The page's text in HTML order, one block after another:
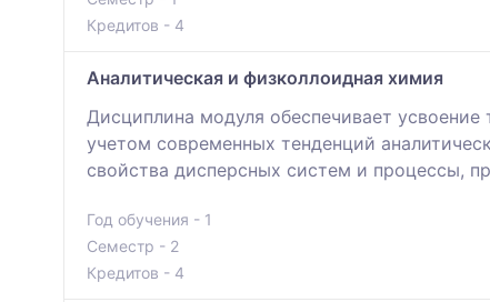
Кредитов - 4
Аналитическая и физколлоидная химия
Дисциплина модуля обеспечивает
учетом современных тенденций
свойства дисперсных систем и процессы,
Год обучения - 1
Семестр - 2
Кредитов - 4